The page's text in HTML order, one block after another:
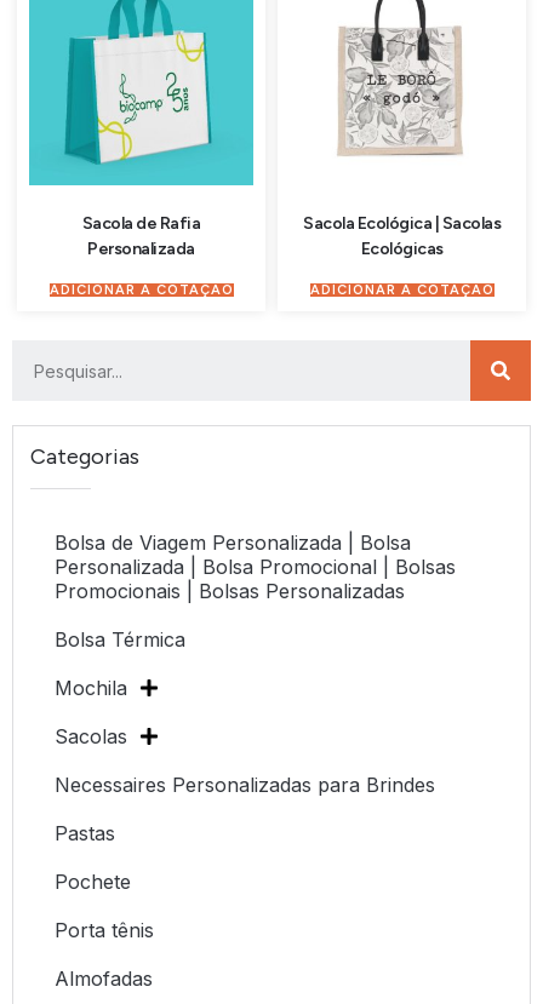
Categorias
Bolsa de Viagem Personalizada | Bolsa
Personalizada | Bolsa Promocional | Bolsas
Promocionais | Bolsas Personalizadas
Bolsa Térmica
Mochila
Sacolas
Necessaires Personalizadas para Brindes
Pastas
Pochete
Porta tênis
Almofadas
Sacola de Rafia
Personalizada
ADICIONAR À COTAÇÃO
Sacola Ecológica | Sacolas
Ecológicas
ADICIONAR À COTAÇÃO